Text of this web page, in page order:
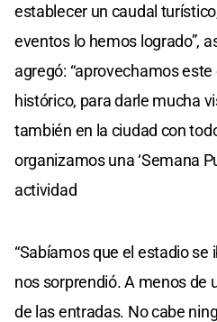
establecer un caudal
eventos lo hemos logrado”,
agregó: “aprovechamos
histórico, para darle mucha
también en la ciudad con
organizamos una ‘Semana
actividad
“Sabíamos que el estadio se
nos sorprendió. A menos de
de las entradas. No cabe